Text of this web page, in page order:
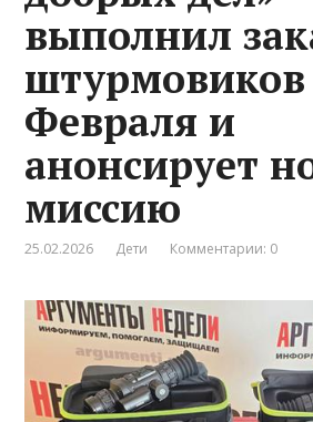
выполнил
штурмовиков
Февраля и
анонсирует
миссию
25.02.2026 Дети Комментарии: 0